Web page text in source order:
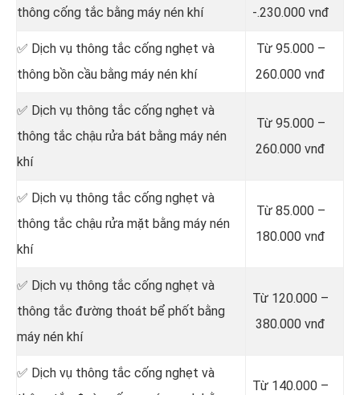
thông cống tắc bằng máy nén khí
-.230.000 vnđ
✅ Dịch vụ thông tắc cống nghẹt và
thông bồn cầu bằng máy nén khí
Từ 95.000 –
260.000 vnđ
✅ Dịch vụ thông tắc cống nghẹt và
thông tắc chậu rửa bát bằng máy nén
khí
Từ 95.000 –
260.000 vnđ
✅ Dịch vụ thông tắc cống nghẹt và
thông tắc chậu rửa mặt bằng máy nén
khí
Từ 85.000 –
180.000 vnđ
✅ Dịch vụ thông tắc cống nghẹt và
thông tắc đường thoát bể phốt bằng
máy nén khí
Từ 120.000 –
380.000 vnđ
✅ Dịch vụ thông tắc cống nghẹt và
Từ 140.000 –